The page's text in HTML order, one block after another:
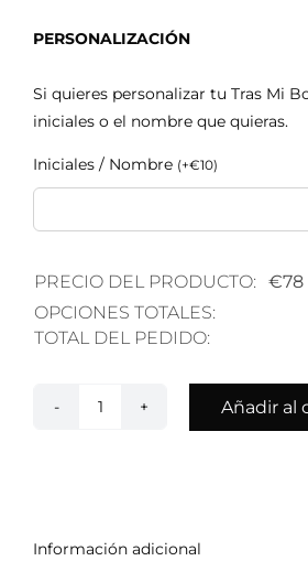
PERSONALIZACIÓN
Si quieres personalizar tu Tras Mi
iniciales o el nombre que quieras.
Iniciales / Nombre (+€10)
PRECIO DEL PRODUCTO: €78
OPCIONES TOTALES:
TOTAL DEL PEDIDO:
Bolsas
Añadir al
Información adicional